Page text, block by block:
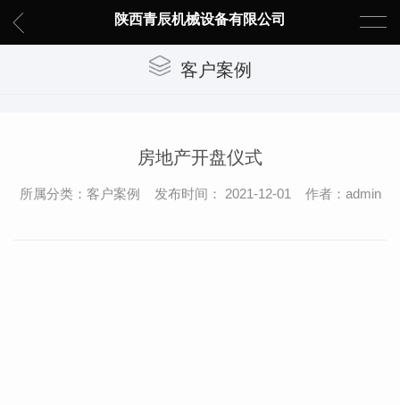
陕西青辰机械设备有限公司
客户案例
房地产开盘仪式
所属分类：客户案例 发布时间： 2021-12-01 作者：admin